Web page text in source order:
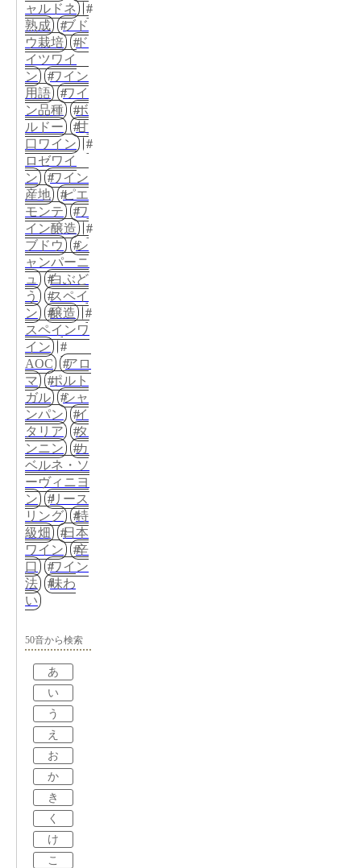
ャルドネ
熟成
ブド
ウ栽培
ド
イツワイ
ン
ワイン
用語
ワイ
ン品種
ボ
ルドー
甘
口ワイン
ロゼワイ
ン
ワイン
産地
ピエ
モンテ
ワ
イン醸造
ブドウ
シ
ャンパーニ
ュ
白ぶど
う
スペイ
ン
醸造
スペインワ
イン
AOC
アロ
マ
ポルト
ガル
シャ
ンパン
イ
タリア
タ
ンニン
カ
ベルネ・ソ
ーヴィニヨ
ン
リース
リング
特
級畑
日本
ワイン
辛
口
ワイン
法
味わ
い
50音から検索
あ
い
う
え
お
か
き
く
け
こ